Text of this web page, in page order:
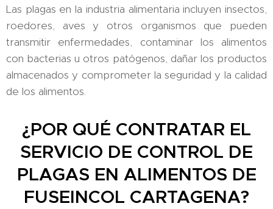
Las plagas en la industria alimentaria incluyen insectos,
roedores, aves y otros organismos que pueden
transmitir enfermedades, contaminar los alimentos
con bacterias u otros patógenos, dañar los productos
almacenados y comprometer la seguridad y la calidad
de los alimentos.
¿POR QUÉ CONTRATAR EL
SERVICIO DE CONTROL DE
PLAGAS EN ALIMENTOS DE
FUSEINCOL CARTAGENA?